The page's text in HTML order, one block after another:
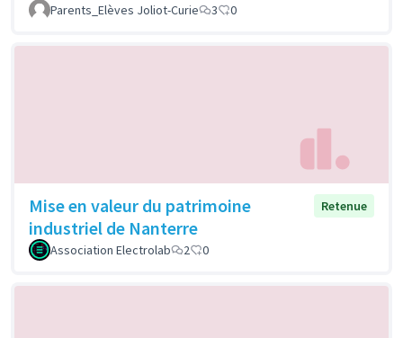
Parents_Elèves Joliot-Curie 3 0
Mise en valeur du patrimoine
industriel de Nanterre
Retenue
Association Electrolab 2 0